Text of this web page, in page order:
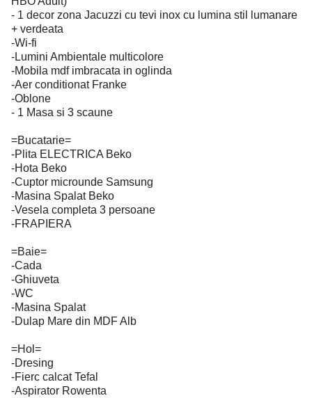
- 1 decor zona Jacuzzi cu tevi inox cu lumina stil lumanare
+ verdeata
-Wi-fi
-Lumini Ambientale multicolore
-Mobila mdf imbracata in oglinda
-Aer conditionat Franke
-Oblone
- 1 Masa si 3 scaune
=Bucatarie=
-Plita ELECTRICA Beko
-Hota Beko
-Cuptor microunde Samsung
-Masina Spalat Beko
-Vesela completa 3 persoane
-FRAPIERA
=Baie=
-Cada
-Ghiuveta
-WC
-Masina Spalat
-Dulap Mare din MDF Alb
=Hol=
-Dresing
-Fierc calcat Tefal
-Aspirator Rowenta